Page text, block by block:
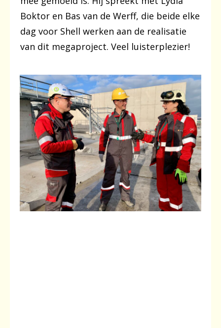
Boktor en Bas van de Werff, die beide elke
dag voor Shell werken aan de realisatie
van dit megaproject. Veel luisterplezier!